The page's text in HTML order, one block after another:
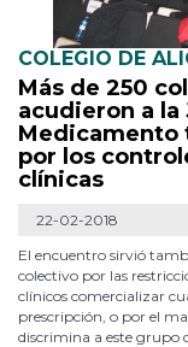
COLEGIO DE
Más de 250
acudieron a la
Medicamento
por los
clínicas
22-02-2018
El encuentro sirvió
colectivo por las
clínicos comercializar
prescripción, o por el
discrimina a este grupo